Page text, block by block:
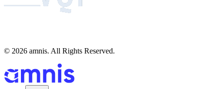
© 2026 amnis. All Rights Reserved.